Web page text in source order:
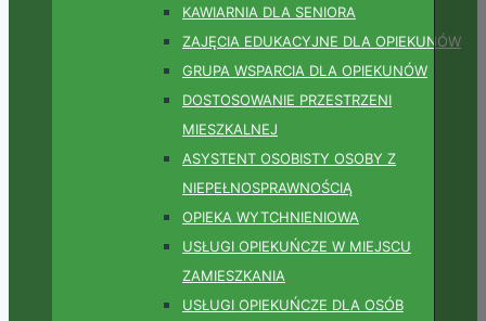
KAWIARNIA DLA SENIORA
ZAJĘCIA EDUKACYJNE DLA OPIEKUNÓW
GRUPA WSPARCIA DLA OPIEKUNÓW
DOSTOSOWANIE PRZESTRZENI
MIESZKALNEJ
ASYSTENT OSOBISTY OSOBY Z
NIEPEŁNOSPRAWNOŚCIĄ
OPIEKA WYTCHNIENIOWA
USŁUGI OPIEKUŃCZE W MIEJSCU
ZAMIESZKANIA
USŁUGI OPIEKUŃCZE DLA OSÓB